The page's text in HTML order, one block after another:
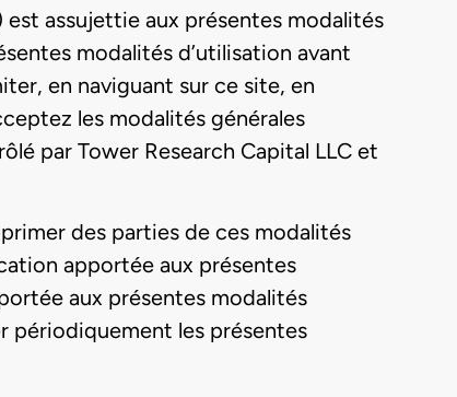
assujettie aux présentes modalités
modalités d’utilisation avant
en naviguant sur ce site, en
les modalités générales
par Tower Research Capital LLC et
des parties de ces modalités
apportée aux présentes
aux présentes modalités
périodiquement les présentes